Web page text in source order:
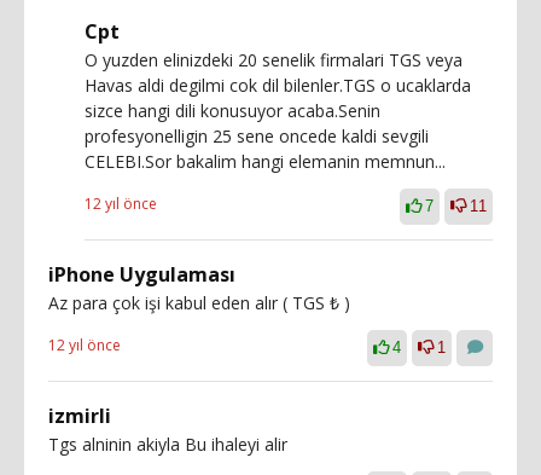
Cpt
O yuzden elinizdeki 20 senelik firmalari TGS veya
Havas aldi degilmi cok dil bilenler.TGS o ucaklarda
sizce hangi dili konusuyor acaba.Senin
profesyonelligin 25 sene oncede kaldi sevgili
CELEBI.Sor bakalim hangi elemanin memnun...
12 yıl önce 7 11
iPhone Uygulaması
Az para çok işi kabul eden alır ( TGS ₺ )
12 yıl önce 4 1
izmirli
Tgs alninin akiyla Bu ihaleyi alir